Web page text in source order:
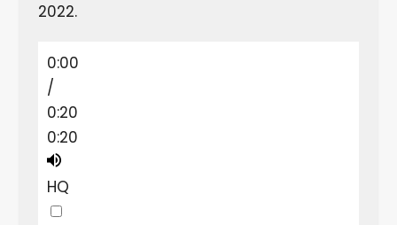
2022.
0:00
/
0:20
0:20
HQ